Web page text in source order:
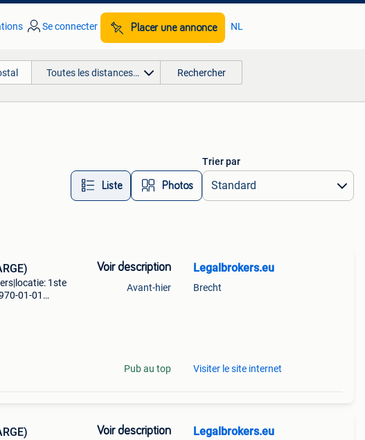
Se connecter Placer une annonce NL
Toutes les distances… Rechercher
Liste Photos
Trier par
1ste
01-01
Voir description
Avant-hier
Pub au top
Legalbrokers.eu
Brecht
Visiter le site internet
Voir description Legalbrokers.eu